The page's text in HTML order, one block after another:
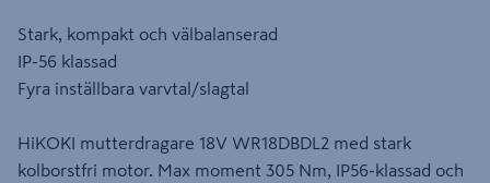
Stark, kompakt och välbalanserad
IP-56 klassad
Fyra inställbara varvtal/slagtal
HiKOKI mutterdragare 18V WR18DBDL2 med stark
kolborstfri motor. Max moment 305 Nm, IP56-klassad och